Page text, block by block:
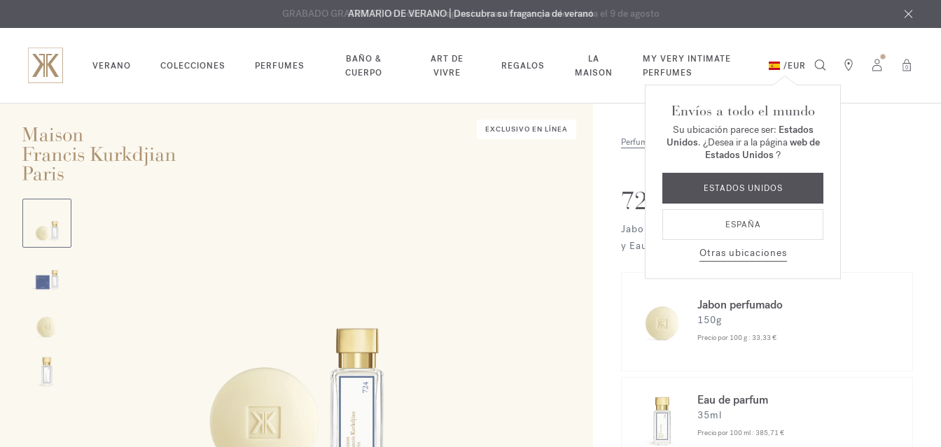
EXCLUSIVO | Descubra la nueva fragancia OUDvelvet mooden su pedido*
GRABADO GRATUITO | En todas las fragancias y aceites corporales hasta el 9 de agosto
ARMARIO DE VERANO | Descubra su fragancia de verano
VERANO COLECCIONES PERFUMES
BAÑO &
CUERPO
ART DE
VIVRE
REGALOS
LA
MAISON
MY VERY INTIMATE
PERFUMES
/EUR 0
Envíos a todo el mundo
Su ubicación parece ser: Estados
Unidos. ¿Desea ir a la páginaweb de
Estados Unidos ?
ESTADOS UNIDOS
ESPAÑA
Otras ubicaciones
EXCLUSIVO EN LÍNEA
Perfumes Dúo & Trío
724
Jabon perfumado
y Eau de parfum Dúo
Jabon perfumado
150g
Precio por 100 g : 33,33 €
Eau de parfum
35ml
Precio por 100 ml : 385,71 €